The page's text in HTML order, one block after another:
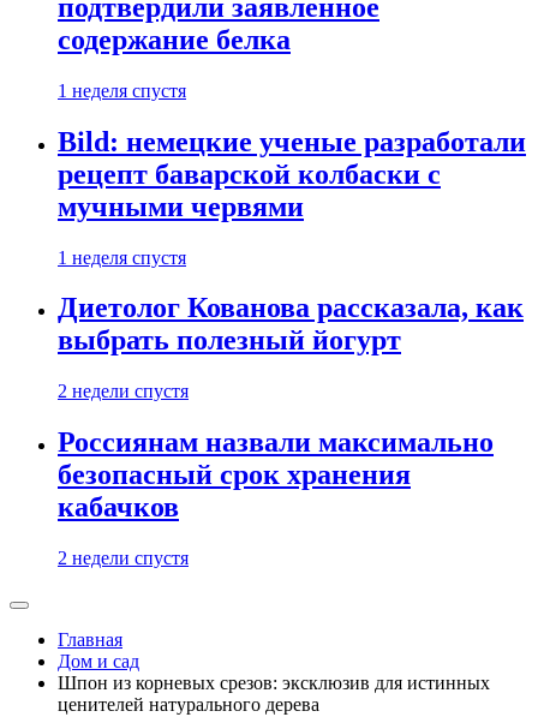
подтвердили заявленное
содержание белка
1 неделя спустя
Bild: немецкие ученые разработали
рецепт баварской колбаски с
мучными червями
1 неделя спустя
Диетолог Кованова рассказала, как
выбрать полезный йогурт
2 недели спустя
Россиянам назвали максимально
безопасный срок хранения
кабачков
2 недели спустя
Главная
Дом и сад
Шпон из корневых срезов: эксклюзив для истинных
ценителей натурального дерева